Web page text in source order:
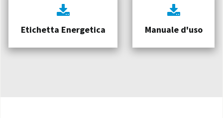
Etichetta Energetica Manuale d'uso